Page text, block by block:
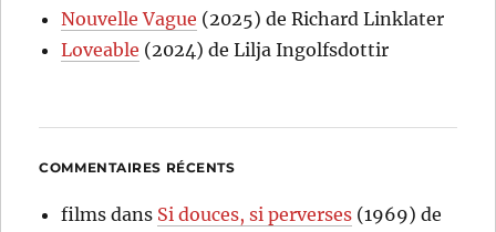
Nouvelle Vague (2025) de Richard Linklater
Loveable (2024) de Lilja Ingolfsdottir
COMMENTAIRES RÉCENTS
films dans Si douces, si perverses (1969) de